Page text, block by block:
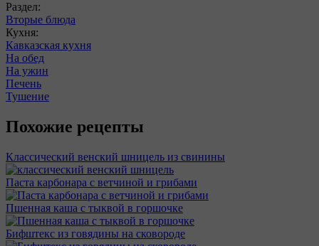
Раздел:
Вторые блюда
Кухня:
Кавказская кухня
На обед
На ужин
Печень
Тушение
Похожие рецепты
Классический венский шницель из свинины
Паста карбонара с ветчиной и грибами
Пшенная каша с тыквой в горшочке
Бифштекс из говядины на сковороде